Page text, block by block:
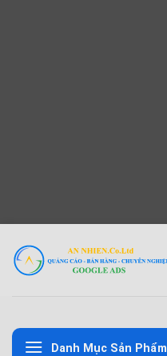
qua
Danh Mục Sản Phẩm